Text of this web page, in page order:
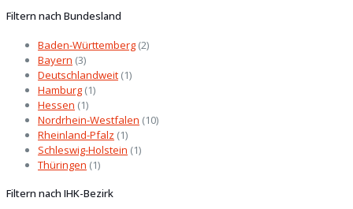
Filtern nach Bundesland
Baden-Württemberg (2)
Bayern (3)
Deutschlandweit (1)
Hamburg (1)
Hessen (1)
Nordrhein-Westfalen (10)
Rheinland-Pfalz (1)
Schleswig-Holstein (1)
Thüringen (1)
Filtern nach IHK-Bezirk